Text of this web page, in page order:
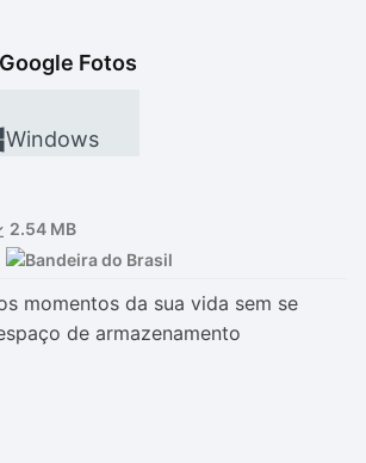
Google Fotos
Windows
2.54 MB
momentos da sua vida sem se
de armazenamento